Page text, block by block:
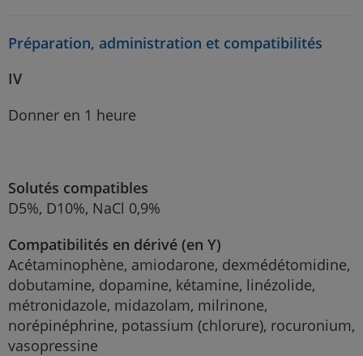
Préparation, administration et compatibilités
IV
Donner en 1 heure
Solutés compatibles
D5%, D10%, NaCl 0,9%
Compatibilités en dérivé (en Y)
Acétaminophène, amiodarone, dexmédétomidine,
dobutamine, dopamine, kétamine, linézolide,
métronidazole, midazolam, milrinone,
norépinéphrine, potassium (chlorure), rocuronium,
vasopressine